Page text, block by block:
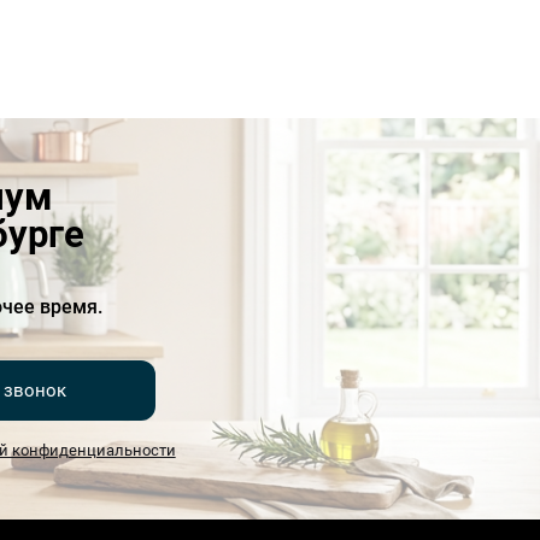
время.
звонок
конфиденциальности